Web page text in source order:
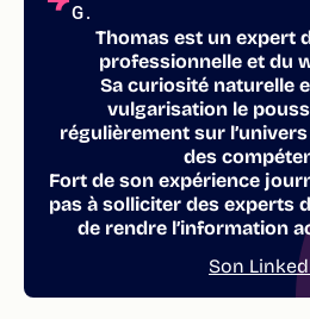
G.
Thomas est un expert
professionnelle et du
Sa curiosité naturelle
vulgarisation le
régulièrement sur
des
Fort de son expérience
pas à solliciter des experts
de rendre l’information
Son